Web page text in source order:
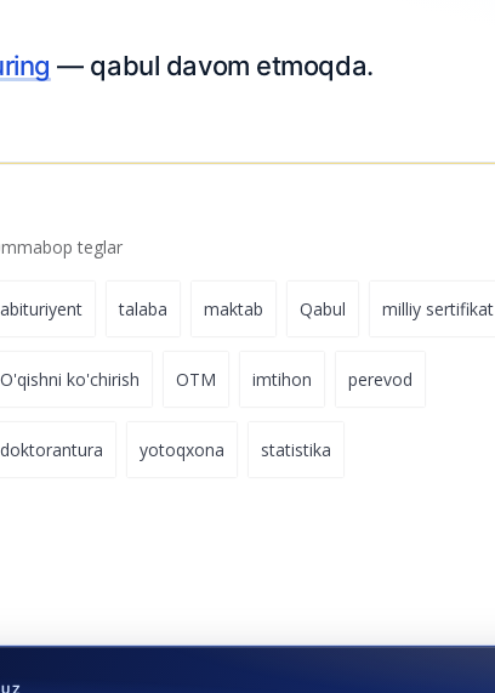
teglar
abituriyent talaba maktab Qabul milliy sertifikat
O'qishni ko'chirish OTM imtihon perevod
doktorantura yotoqxona statistika